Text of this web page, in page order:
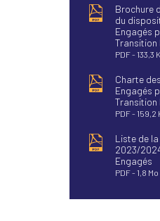
Brochure
du
Engagés
Transition
PDF 133,3
Charte
Engagés
Transition
PDF 159,2
Liste de
2023/
Engagés
PDF 1,8 Mo